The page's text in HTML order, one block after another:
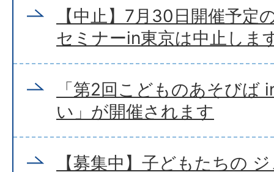
【中止】7月30日開催予定
セミナーin東京は中止しま
「第2回こどものあそびば
い」が開催されます
【募集中】子どもたちの